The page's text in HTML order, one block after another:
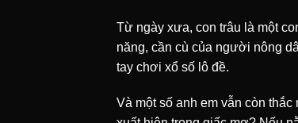
Từ ngày xưa, con trâu là một
năng, cần cù của người nông
tay chơi xổ số lô đề.
Và một số anh em vẫn còn thắc